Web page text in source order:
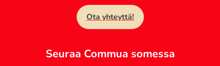
Ota yhteyttä!
Seuraa Commua somessa